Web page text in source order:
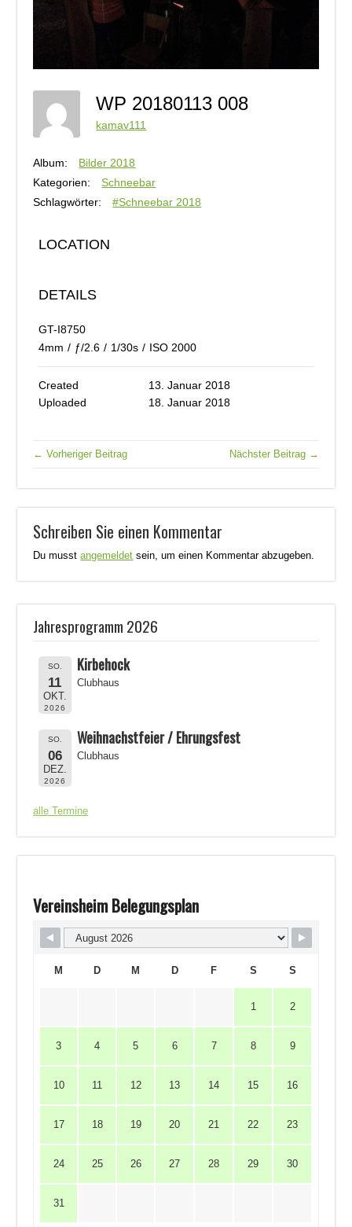
WP 20180113 008
kamav111
Album:
Bilder 2018
Kategorien:
Schneebar
Schlagwörter:
#Schneebar 2018
LOCATION
DETAILS
GT-I8750
4mm / ƒ/2.6 / 1/30s / ISO 2000
Created
13. Januar 2018
Uploaded
18. Januar 2018
← Vorheriger Beitrag Nächster Beitrag →
Schreiben Sie einen Kommentar
Du musstangemeldet sein, um einen Kommentar abzugeben.
Jahresprogramm 2026
SO.
11
OKT.
2026
Kirbehock
Clubhaus
SO.
06
DEZ.
2026
Weihnachstfeier / Ehrungsfest
Clubhaus
alle Termine
Vereinsheim Belegungsplan
M D M D F S S
1 2
3 4 5 6 7 8 9
10 11 12 13 14 15 16
17 18 19 20 21 22 23
24 25 26 27 28 29 30
31